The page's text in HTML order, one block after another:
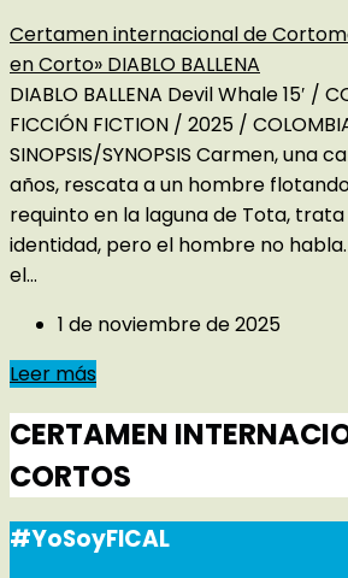
Certamen internacional de
en Corto» DIABLO BALLENA
DIABLO BALLENA Devil Whale 15′ /
FICCIÓN FICTION / 2025 /
SINOPSIS/SYNOPSIS Carmen, una
años, rescata a un hombre
requinto en la laguna de Tota,
identidad, pero el hombre no
el...
1 de noviembre de 2025
Leer más
CERTAMEN
CORTOS
#YoSoyFICAL